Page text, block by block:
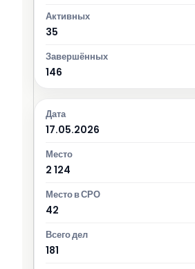
35
146
17.05.2026
2 124
42
181